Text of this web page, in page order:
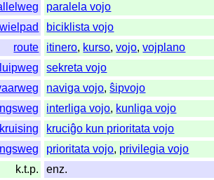
paralela vojo
biciklista vojo
route
itinero, kurso,vojo,vojplano
sekreta vojo
naviga vojo,ŝipvojo
interliga vojo, kunliga vojo
kruciĝo kun prioritata vojo
prioritata vojo, privilegia vojo
k.t.p.
enz.